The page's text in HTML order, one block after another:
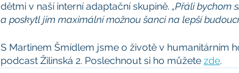
dětmi v naší interní adaptační skupině. „Přáli bychom
a poskytl jim maximální možnou šanci na lepší
S Martinem Šmídlem jsme o životě v humanitárním
podcast Žilinská 2. Poslechnout si ho můžete zde.